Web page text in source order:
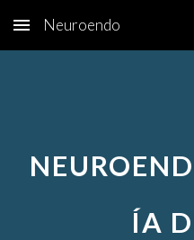
Skip to main content
Neuroendo
ÍA